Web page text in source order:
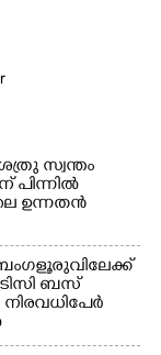
സ്വന്തം
പിന്നിൽ
ഉന്നതൻ
ബസ്